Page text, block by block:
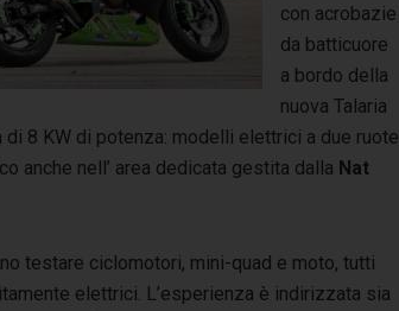
con acrobazie
da batticuore
a bordo della
nuova Talaria
8 KW di potenza: modelli elettrici a due ruote
anche nell’ area dedicata gestita dalla Nat
testare ciclomotori, mini-quad e moto, tutti
elettrici. L’esperienza è indirizzata sia